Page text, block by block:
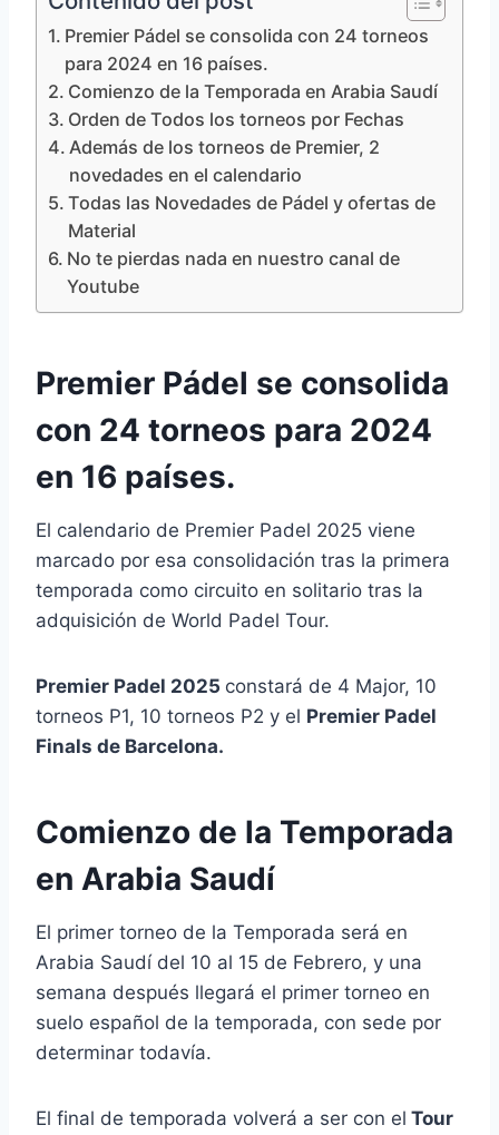
Premier Pádel se consolida con 24 torneos
para 2024 en 16 países.
Comienzo de la Temporada en Arabia Saudí
Orden de Todos los torneos por Fechas
Además de los torneos de Premier, 2
novedades en el calendario
Todas las Novedades de Pádel y ofertas de
Material
No te pierdas nada en nuestro canal de
Youtube
Premier Pádel se consolida
con 24 torneos para 2024
en 16 países.
El calendario de Premier Padel 2025 viene
marcado por esa consolidación tras la primera
temporada como circuito en solitario tras la
adquisición de World Padel Tour.
Premier Padel 2025 constará de 4 Major, 10
torneos P1, 10 torneos P2 y el Premier Padel
Finals de Barcelona.
Comienzo de la Temporada
en Arabia Saudí
El primer torneo de la Temporada será en
Arabia Saudí del 10 al 15 de Febrero, y una
semana después llegará el primer torneo en
suelo español de la temporada, con sede por
determinar todavía.
El final de temporada volverá a ser con el Tour